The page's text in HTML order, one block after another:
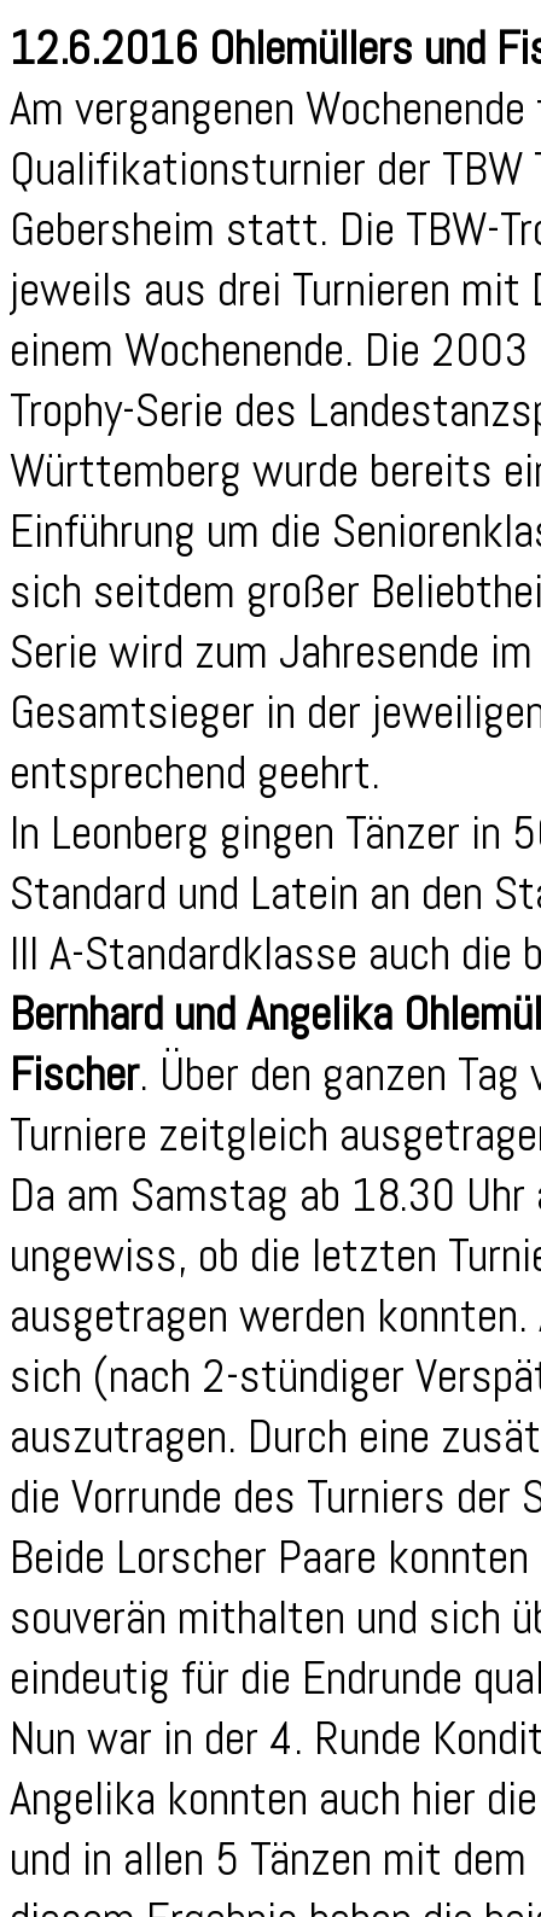
12.6.2016 Ohlemüllers und
Am vergangenen
Qualifikationsturnier der TBW
Gebersheim statt. Die TBW-
jeweils aus drei Turnieren
einem Wochenende. Die
Trophy-Serie des
Württemberg wurde bereits
Einführung um die
sich seitdem großer
Serie wird zum Jahresende
Gesamtsieger in der
entsprechend geehrt.
In Leonberg gingen Tänzer in
Standard und Latein an den
III A-Standardklasse auch die
Bernhard und Angelika
Fischer. Über den ganzen
Turniere zeitgleich
Da am Samstag ab 18.30
ungewiss, ob die letzten
ausgetragen werden
sich (nach 2-stündiger
auszutragen. Durch eine
die Vorrunde des Turniers der
Beide Lorscher Paare
souverän mithalten und sich
eindeutig für die Endrunde
Nun war in der 4. Runde
Angelika konnten auch hier
und in allen 5 Tänzen mit